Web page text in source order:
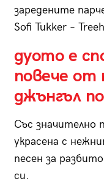
заредените
Sofi Tukker –
дуото е
повече от
джънгъл
Със значително
украсена с
песен за
си.